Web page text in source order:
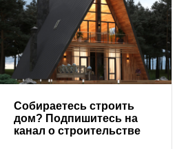
Собираетесь строить
дом? Подпишитесь на
канал о строительстве